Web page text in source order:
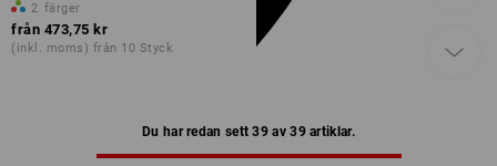
2 färger
från 473,75 kr
(inkl. moms) från 10 Styck
Du har redan sett 39 av 39 artiklar.